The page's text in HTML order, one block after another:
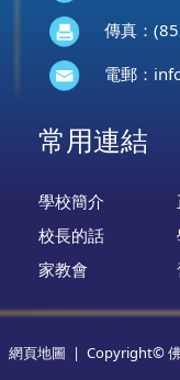
傳真：
電郵：
常用連結
學校簡介
校長的話
家教會
網頁地圖 | Copyright© 佛